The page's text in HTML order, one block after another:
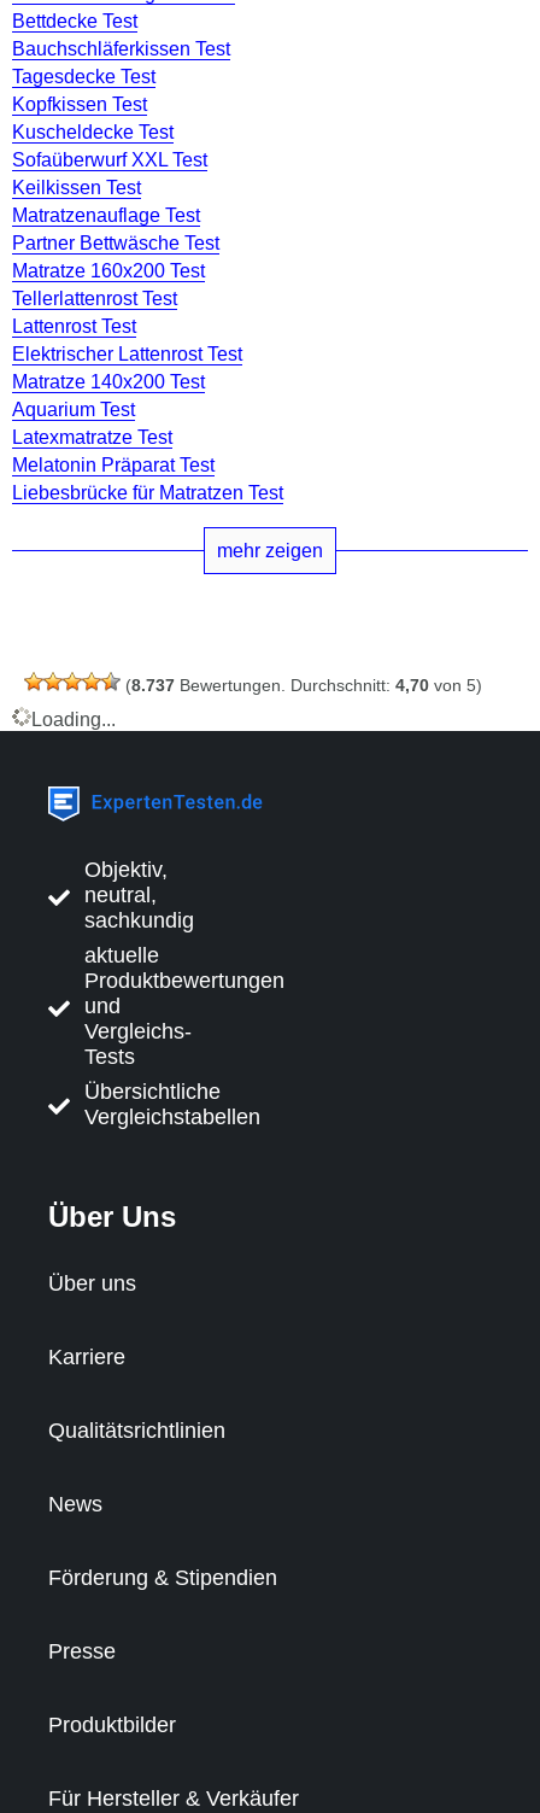
Bettdecke Test
Bauchschläferkissen Test
Tagesdecke Test
Kopfkissen Test
Kuscheldecke Test
Sofaüberwurf XXL Test
Keilkissen Test
Matratzenauflage Test
Partner Bettwäsche Test
Matratze 160x200 Test
Tellerlattenrost Test
Lattenrost Test
Elektrischer Lattenrost Test
Matratze 140x200 Test
Aquarium Test
Latexmatratze Test
Melatonin Präparat Test
Liebesbrücke für Matratzen Test
mehr zeigen
(8.737 Bewertungen. Durchschnitt: 4,70 von 5)
Loading...
Objektiv,
neutral,
sachkundig
aktuelle
Produktbewertungen
und
Vergleichs-
Tests
Übersichtliche
Vergleichstabellen
Über Uns
Über uns
Karriere
Qualitätsrichtlinien
News
Förderung & Stipendien
Presse
Produktbilder
Für Hersteller & Verkäufer